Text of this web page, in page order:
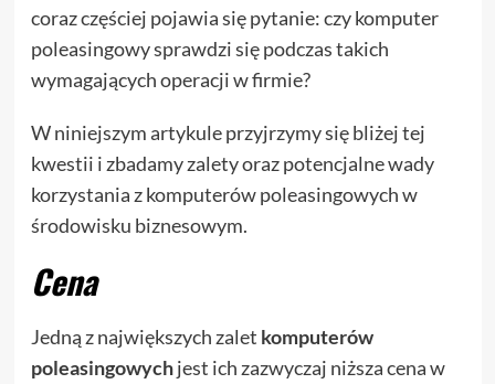
coraz częściej pojawia się pytanie: czy komputer
poleasingowy sprawdzi się podczas takich
wymagających operacji w firmie?
W niniejszym artykule przyjrzymy się bliżej tej
kwestii i zbadamy zalety oraz potencjalne wady
korzystania z komputerów poleasingowych w
środowisku biznesowym.
Cena
Jedną z największych zalet komputerów
poleasingowychjest ich zazwyczaj niższa cena w